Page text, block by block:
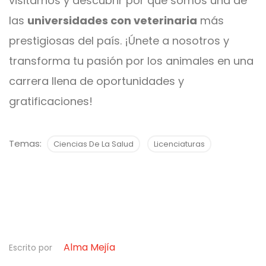
las universidades con veterinaria más
prestigiosas del país. ¡Únete a nosotros y
transforma tu pasión por los animales en una
carrera llena de oportunidades y
gratificaciones!
Temas: Ciencias De La Salud Licenciaturas
Escrito por
Alma Mejía